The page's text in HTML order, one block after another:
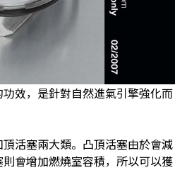
效，是針對自然進氣引擎強化而
活塞兩大類。凸頂活塞由於會減
會增加燃燒室容積，所以可以獲